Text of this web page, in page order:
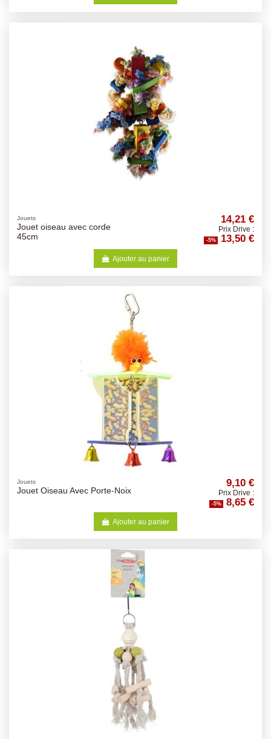
Jouets
Jouet oiseau avec corde
45cm
14,21 €
Prix Drive :
-5% 13,50 €
Ajouter au panier
Jouets
Jouet Oiseau Avec Porte-Noix
9,10 €
Prix Drive :
-5% 8,65 €
Ajouter au panier